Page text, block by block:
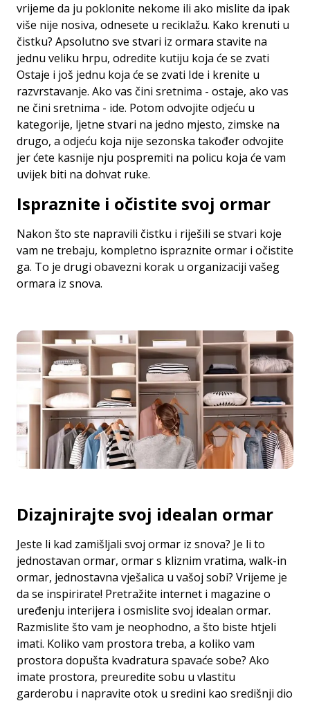
vrijeme da ju poklonite nekome ili ako mislite da ipak
više nije nosiva, odnesete u reciklažu. Kako krenuti u
čistku? Apsolutno sve stvari iz ormara stavite na
jednu veliku hrpu, odredite kutiju koja će se zvati
Ostaje i još jednu koja će se zvati Ide i krenite u
razvrstavanje. Ako vas čini sretnima - ostaje, ako vas
ne čini sretnima - ide. Potom odvojite odjeću u
kategorije, ljetne stvari na jedno mjesto, zimske na
drugo, a odjeću koja nije sezonska također odvojite
jer ćete kasnije nju pospremiti na policu koja će vam
uvijek biti na dohvat ruke.
Ispraznite i očistite svoj ormar
Nakon što ste napravili čistku i riješili se stvari koje
vam ne trebaju, kompletno ispraznite ormar i očistite
ga. To je drugi obavezni korak u organizaciji vašeg
ormara iz snova.
Dizajnirajte svoj idealan ormar
Jeste li kad zamišljali svoj ormar iz snova? Je li to
jednostavan ormar, ormar s kliznim vratima, walk-in
ormar, jednostavna vješalica u vašoj sobi? Vrijeme je
da se inspirirate! Pretražite internet i magazine o
uređenju interijera i osmislite svoj idealan ormar.
Razmislite što vam je neophodno, a što biste htjeli
imati. Koliko vam prostora treba, a koliko vam
prostora dopušta kvadratura spavaće sobe? Ako
imate prostora, preuredite sobu u vlastitu
garderobu i napravite otok u sredini kao središnji dio